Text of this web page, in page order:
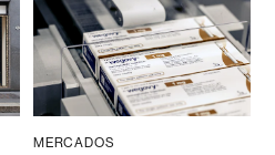
MERCADOS